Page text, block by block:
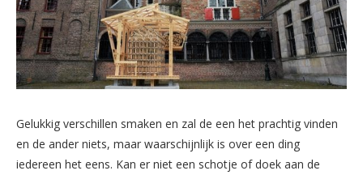
Gelukkig verschillen smaken en zal de een het prachtig vinden
en de ander niets, maar waarschijnlijk is over een ding
iedereen het eens. Kan er niet een schotje of doek aan de